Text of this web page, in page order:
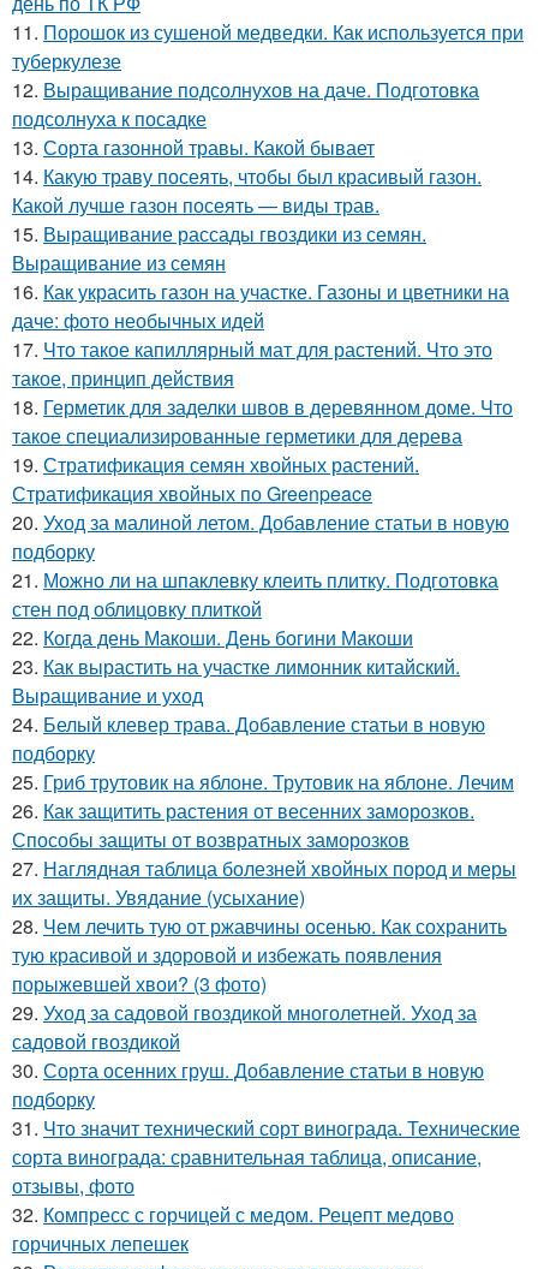
11. Порошок из сушеной медведки. Как используется при
туберкулезе
12. Выращивание подсолнухов на даче. Подготовка
подсолнуха к посадке
13. Сорта газонной травы. Какой бывает
14. Какую траву посеять, чтобы был красивый газон.
Какой лучше газон посеять — виды трав.
15. Выращивание рассады гвоздики из семян.
Выращивание из семян
16. Как украсить газон на участке. Газоны и цветники на
даче: фото необычных идей
17. Что такое капиллярный мат для растений. Что это
такое, принцип действия
18. Герметик для заделки швов в деревянном доме. Что
такое специализированные герметики для дерева
19. Стратификация семян хвойных растений.
Стратификация хвойных по Greenpeace
20. Уход за малиной летом. Добавление статьи в новую
подборку
21. Можно ли на шпаклевку клеить плитку. Подготовка
стен под облицовку плиткой
22. Когда день Макоши. День богини Макоши
23. Как вырастить на участке лимонник китайский.
Выращивание и уход
24. Белый клевер трава. Добавление статьи в новую
подборку
25. Гриб трутовик на яблоне. Трутовик на яблоне. Лечим
26. Как защитить растения от весенних заморозков.
Способы защиты от возвратных заморозков
27. Наглядная таблица болезней хвойных пород и меры
их защиты. Увядание (усыхание)
28. Чем лечить тую от ржавчины осенью. Как сохранить
тую красивой и здоровой и избежать появления
порыжевшей хвои? (3 фото)
29. Уход за садовой гвоздикой многолетней. Уход за
садовой гвоздикой
30. Сорта осенних груш. Добавление статьи в новую
подборку
31. Что значит технический сорт винограда. Технические
сорта винограда: сравнительная таблица, описание,
отзывы, фото
32. Компресс с горчицей с медом. Рецепт медово
горчичных лепешек